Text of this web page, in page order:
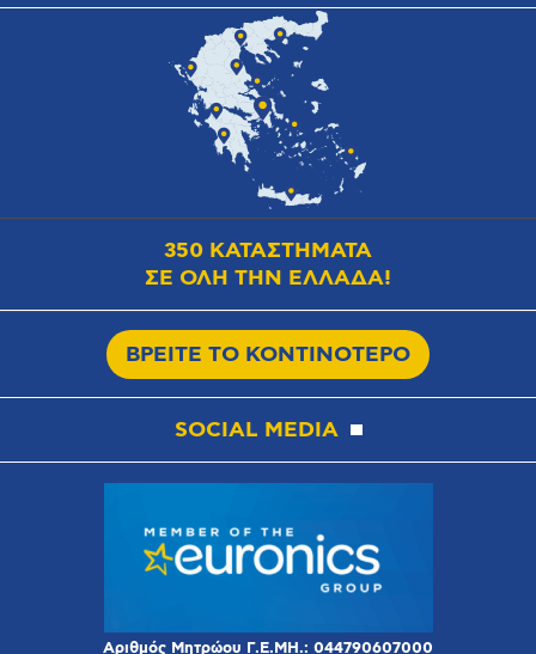
350 ΚΑΤΑΣΤΗΜΑΤΑ
ΣΕ ΟΛΗ ΤΗΝ ΕΛΛΑΔΑ!
ΒΡΕΙΤΕ ΤΟ ΚΟΝΤΙΝΟΤΕΡΟ
SOCIAL MEDIA